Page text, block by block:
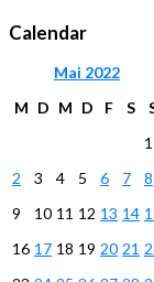
Calendar
Mai 2022
M D M D F S
1
2
3 4 5 6 7
8
9
10 11 12 13 14
16 17 18 19 20 21